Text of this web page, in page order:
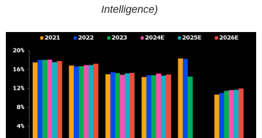
Intelligence)